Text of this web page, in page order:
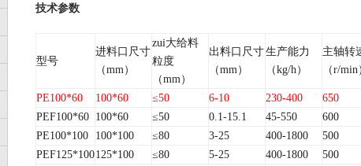
技术参数
型号
进料口尺寸
（mm）
zui大给料
粒度
（mm）
出料口尺寸
（mm）
生产能力
（kg/h）
主轴转
（r/min
PE100*60 100*60 ≤50 6-10 230-400 650
PEF100*60 100*60 ≤50 0.1-15.1 45-550 600
PE100*100
100*100 ≤80 3-25 400-1800 500
PEF125*100125*100 ≤80 5-25 400-1800 500